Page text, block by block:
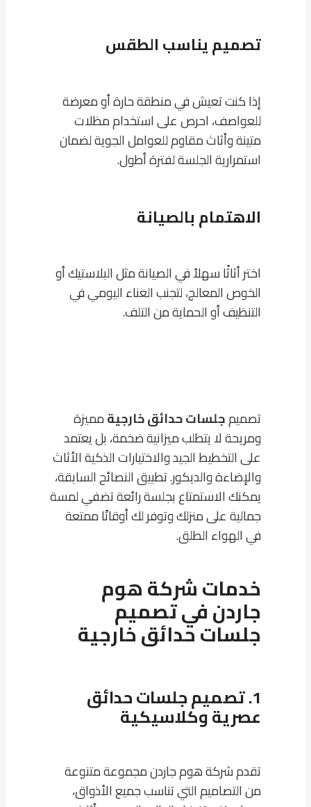
تصميم يناسب الطقس
إذا كنت تعيش في منطقة حارة أو معرضة
للعواصف، احرص على استخدام مظلات
متينة وأثاث مقاوم للعوامل الجوية لضمان
استمرارية الجلسة لفترة أطول.
الاهتمام بالصيانة
اختر أثاثًا سهلاً في الصيانة مثل البلاستيك أو
الخوص المعالج، لتجنب العناء اليومي في
التنظيف أو الحماية من التلف.
تصميمجلسات حدائق خارجيةمميزة
ومريحة لا يتطلب ميزانية ضخمة، بل يعتمد
على التخطيط الجيد والاختيارات الذكية الأثاث
والإضاءة والديكور. تطبيق النصائح السابقة،
يمكنك الاستمتاع بجلسة رائعة تضفي لمسة
جمالية على منزلك وتوفر لك أوقاتًا ممتعة
في الهواء الطلق.
خدمات شركة هوم
جاردن في تصميم
جلسات حدائق خارجية
1. تصميم جلسات حدائق
عصرية وكلاسيكية
تقدم شركة هوم جاردن مجموعة متنوعة
من التصاميم التي تناسب جميع الأذواق،